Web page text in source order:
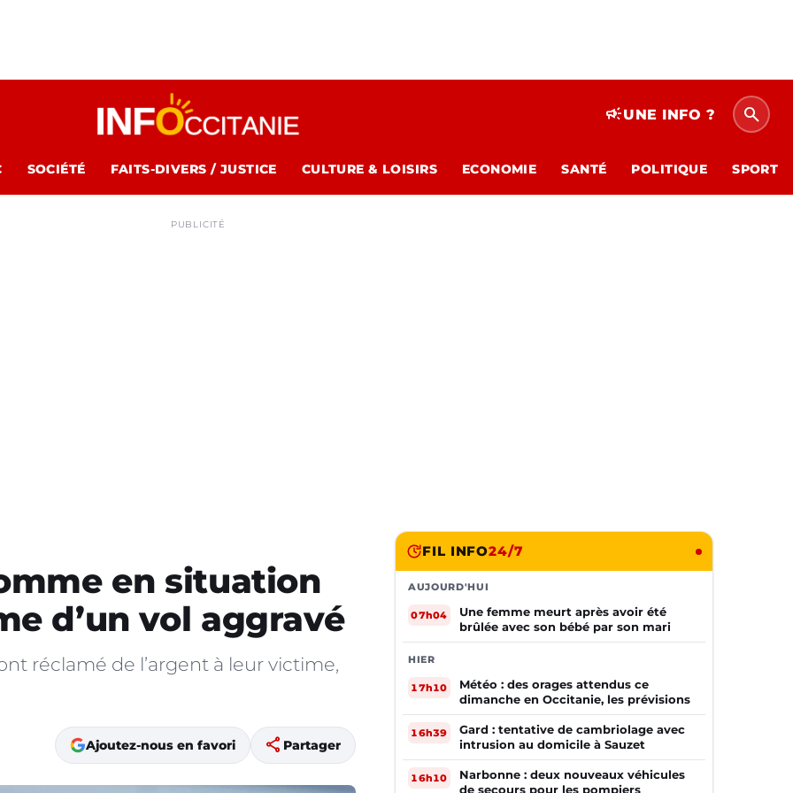
campaignUNE INFO ? search
SOCIÉTÉ FAITS-DIVERS / JUSTICE CULTURE & LOISIRS ECONOMIE SANTÉ POLITIQUE SPORT
PUBLICITÉ
en situation
d’un vol aggravé
réclamé de l’argent à leur victime,
Ajoutez-nous en favori share Partager
FIL INFO24/7
AUJOURD'HUI
07h04
Une femme meurt après avoir été
brûlée avec son bébé par son mari
HIER
17h10
Météo : des orages attendus ce
dimanche en Occitanie, les prévisions
16h39
Gard : tentative de cambriolage avec
intrusion au domicile à Sauzet
16h10
Narbonne : deux nouveaux véhicules
de secours pour les pompiers